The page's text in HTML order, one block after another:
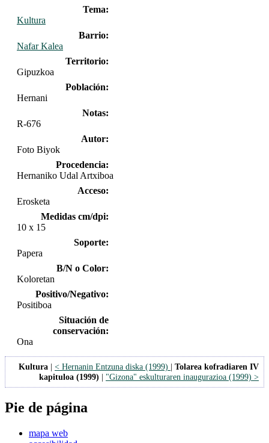
Tema:
Kultura
Barrio:
Nafar Kalea
Territorio:
Gipuzkoa
Población:
Hernani
Notas:
R-676
Autor:
Foto Biyok
Procedencia:
Hernaniko Udal Artxiboa
Acceso:
Erosketa
Medidas cm/dpi:
10 x 15
Soporte:
Papera
B/N o Color:
Koloretan
Positivo/Negativo:
Positiboa
Situación de
conservación:
Ona
Kultura | < Hernanin Entzuna diska (1999) | Tolarea kofradiaren IV
kapituloa (1999) | "Gizona" eskulturaren inaugurazioa (1999) >
Pie de página
mapa web